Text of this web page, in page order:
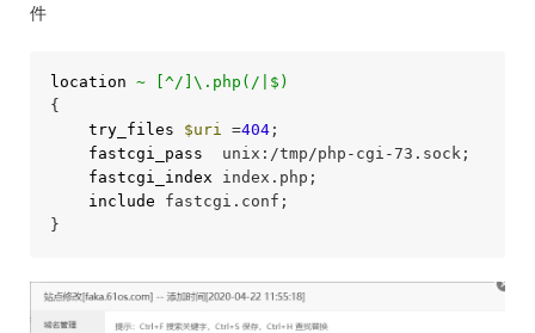
件
location ~ [^/]\.php(/|$)
{
try_files
$uri =404;
fastcgi_pass
  unix:/tmp/php-cgi-73.sock;
fastcgi_index index.php;
include fastcgi.conf;
}